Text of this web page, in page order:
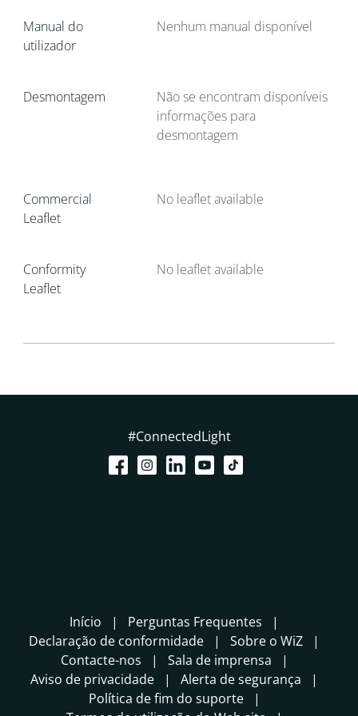
Manual do
utilizador
Nenhum manual disponível
Desmontagem
Não se encontram disponíveis
informações para
desmontagem
Commercial
Leaflet
No leaflet available
Conformity
Leaflet
No leaflet available
#ConnectedLight
Início
Perguntas Frequentes
Declaração de conformidade
Sobre o WiZ
Contacte-nos
Sala de imprensa
Aviso de privacidade
Alerta de segurança
Política de fim do suporte